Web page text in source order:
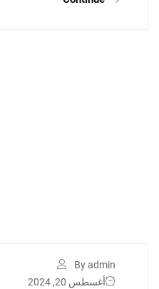
By admin
أغسطس 20, 2024